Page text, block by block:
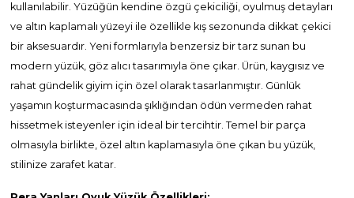
kullanılabilir. Yüzüğün kendine özgü çekiciliği, oyulmuş detayları
ve altın kaplamalı yüzeyi ile özellikle kış sezonunda dikkat çekici
bir aksesuardır. Yeni formlarıyla benzersiz bir tarz sunan bu
modern yüzük, göz alıcı tasarımıyla öne çıkar. Ürün, kaygısız ve
rahat gündelik giyim için özel olarak tasarlanmıştır. Günlük
yaşamın koşturmacasında şıklığından ödün vermeden rahat
hissetmek isteyenler için ideal bir tercihtir. Temel bir parça
olmasıyla birlikte, özel altın kaplamasıyla öne çıkan bu yüzük,
stilinize zarafet katar.